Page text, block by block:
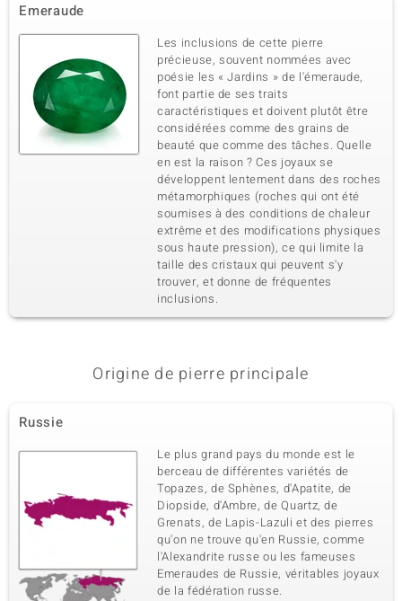
Dénomination exacte
Zircon 6 à 1,1 mm
Poids total en carat
0,051 ct
Taille de la pierre
Rond
Sertissage
Serti griffe
Origine
Cambodge
Emeraude
Les inclusions de cette pierre
précieuse, souvent nommées avec
poésie les « Jardins » de l'émeraude,
font partie de ses traits
caractéristiques et doivent plutôt être
considérées comme des grains de
beauté que comme des tâches. Quelle
en est la raison ? Ces joyaux se
développent lentement dans des roches
métamorphiques (roches qui ont été
soumises à des conditions de chaleur
extrême et des modifications physiques
sous haute pression), ce qui limite la
taille des cristaux qui peuvent s'y
trouver, et donne de fréquentes
inclusions.
Origine de pierre principale
Russie
Le plus grand pays du monde est le
berceau de différentes variétés de
Topazes, de Sphènes, d'Apatite, de
Diopside, d'Ambre, de Quartz, de
Grenats, de Lapis-Lazuli et des pierres
qu'on ne trouve qu'en Russie, comme
l'Alexandrite russe ou les fameuses
Emeraudes de Russie, véritables joyaux
de la fédération russe.